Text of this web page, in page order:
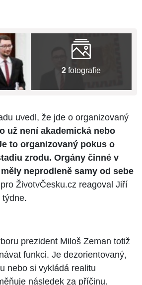
2 fotografie
uvedl, že jde o organizovaný
už není akademická nebo
to organizovaný pokus o
zrodu. Orgány činné v
neprodleně samy od sebe
ŽivotvČesku.cz reagoval Jiří
týdne.
prezident Miloš Zeman totiž
funkci. Je dezorientovaný,
nebo si vykládá realitu
následek za příčinu.